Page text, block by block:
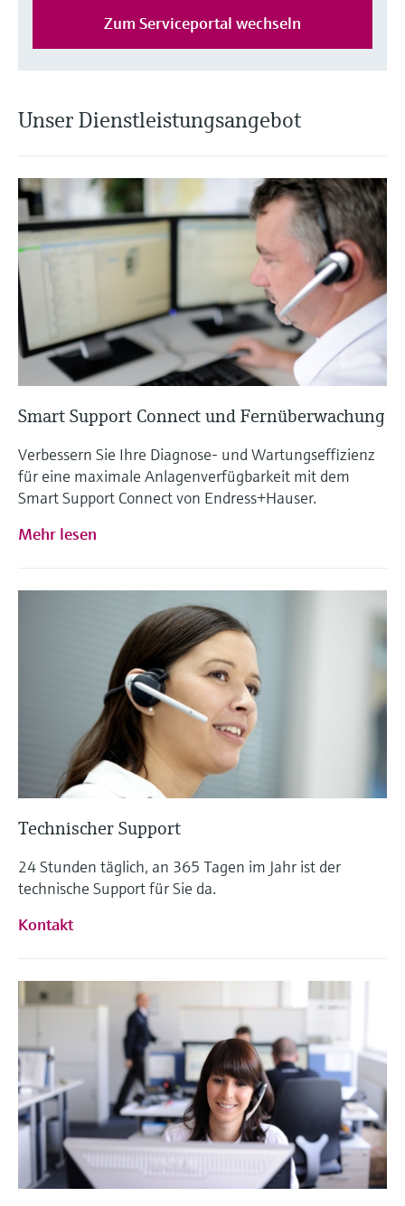
Zum Serviceportal wechseln
Unser Dienstleistungsangebot
Smart Support Connect und Fernüberwachung
Verbessern Sie Ihre Diagnose- und Wartungseffizienz
für eine maximale Anlagenverfügbarkeit mit dem
Smart Support Connect von Endress+Hauser.
Mehr lesen
Technischer Support
24 Stunden täglich, an 365 Tagen im Jahr ist der
technische Support für Sie da.
Kontakt